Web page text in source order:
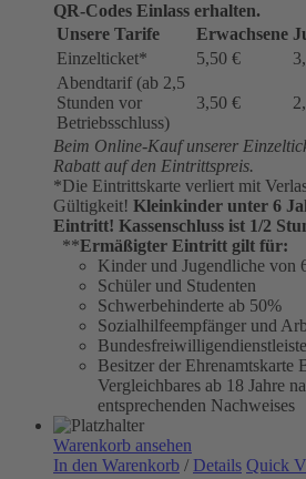
QR-Codes Einlass erhalten.
Unsere Tarife
Erwachsene
Einzelticket*
5,50 €
Abendtarif (ab 2,5
Stunden vor
Betriebsschluss)
3,50 €
Beim Online-Kauf unserer
Rabatt auf den Eintrittspreis.
*Die Eintrittskarte verliert mit
Gültigkeit! Kleinkinder unter 6
Eintritt! Kassenschluss ist 1/2
**Ermäßigter Eintritt gilt für:
Kinder und Jugendliche von
Schüler und Studenten
Schwerbehinderte ab 50%
Sozialhilfeempfänger und
Besitzer der Ehrenamtskarte
Vergleichbares ab 18 Jahre
entsprechenden Nachweises
Warenkorb ansehen
In den Warenkorb / Details Quick